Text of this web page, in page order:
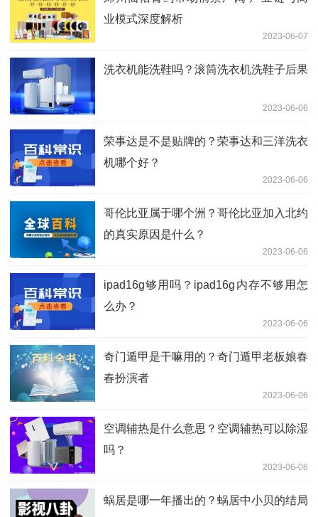
业模式深度解析
2023-06-07
洗衣机能洗鞋吗？滚筒洗衣机洗鞋子后果
2023-06-06
荣事达是不是贴牌的？荣事达和三洋洗衣
机哪个好？
2023-06-06
哥伦比亚属于哪个洲？哥伦比亚加入北约
的真实原因是什么？
2023-06-06
ipad16g够用吗？ipad16g内存不够用怎
么办？
2023-06-06
奇门遁甲是干嘛用的？奇门遁甲老板娘春
春扮演者
2023-06-06
空调辅热是什么意思？空调辅热可以除湿
吗？
2023-06-06
蜗居是哪一年播出的？蜗居中小贝的结局